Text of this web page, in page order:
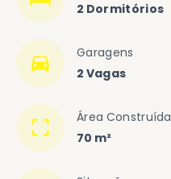
2 Dormitórios
Garagens
2 Vagas
Área Construída
70 m²